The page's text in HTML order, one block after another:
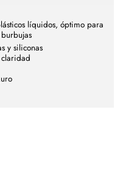
líquidos, óptimo para
y siliconas